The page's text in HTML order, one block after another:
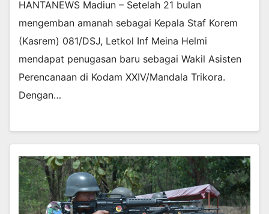
HANTANEWS Madiun – Setelah 21 bulan
mengemban amanah sebagai Kepala Staf Korem
(Kasrem) 081/DSJ, Letkol Inf Meina Helmi
mendapat penugasan baru sebagai Wakil Asisten
Perencanaan di Kodam XXIV/Mandala Trikora.
Dengan…